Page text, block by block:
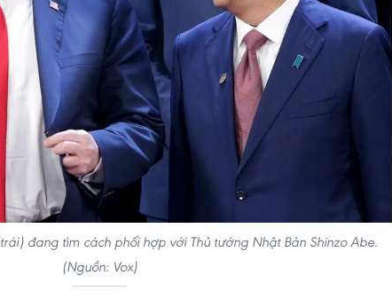
đang tìm cách phối hợp với Thủ tướng Nhật Bản Shinzo Abe.
(Nguồn: Vox)